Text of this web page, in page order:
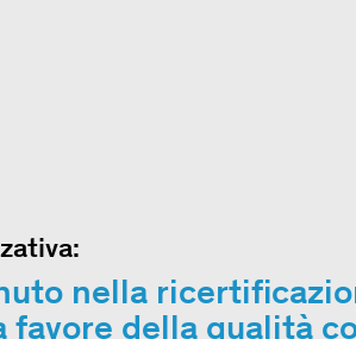
nella
favore della qualità